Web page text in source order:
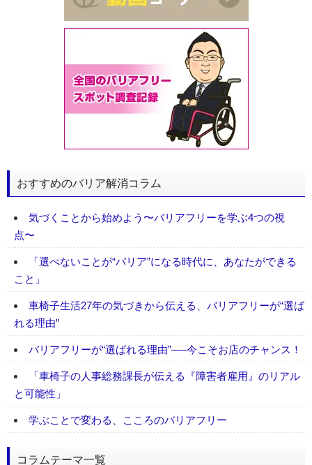
おすすめのバリア解消コラム
気づくことから始めよう〜バリアフリーを学ぶ4つの視
点〜
「選べないことが“バリア”になる時代に、あなたができる
こと」
車椅子生活27年の気づきから伝える、バリアフリーが“選ば
れる理由”
バリアフリーが“選ばれる理由”──今こそお店のチャンス！
「車椅子の人事総務課長が伝える『障害者雇用』のリアル
と可能性」
学ぶことで変わる、こころのバリアフリー
コラムテーマ一覧